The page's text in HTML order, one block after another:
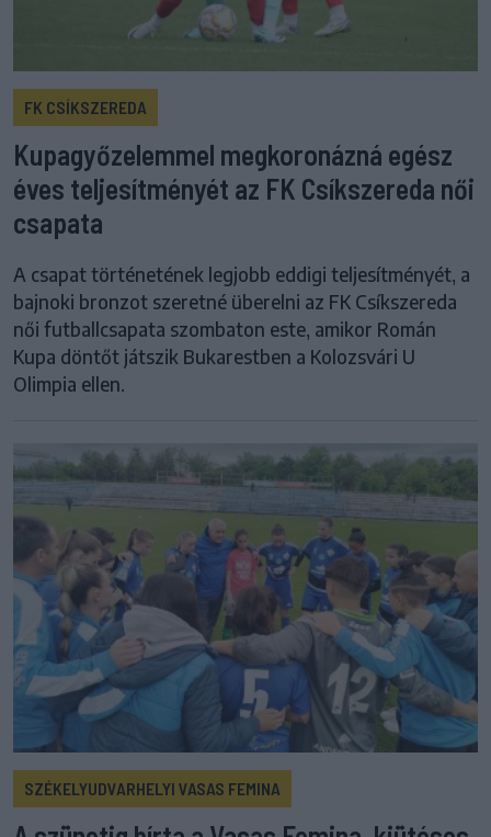
FK CSÍKSZEREDA
Kupagyőzelemmel megkoronázná egész
éves teljesítményét az FK Csíkszereda női
csapata
A csapat történetének legjobb eddigi teljesítményét, a
bajnoki bronzot szeretné überelni az FK Csíkszereda
női futballcsapata szombaton este, amikor Román
Kupa döntőt játszik Bukarestben a Kolozsvári U
Olimpia ellen.
SZÉKELYUDVARHELYI VASAS FEMINA